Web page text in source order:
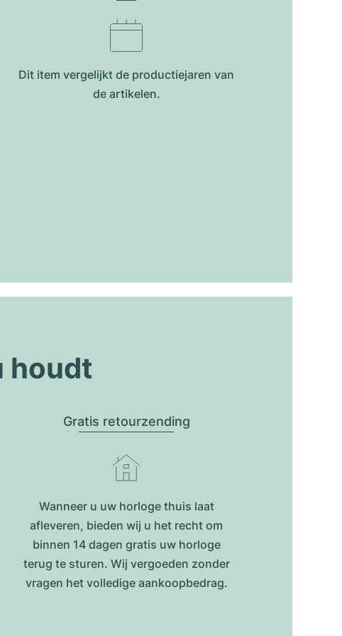
Dit item vergelijkt de productiejar​en van
de artikelen.
houdt
Gratis retourzending
Wanneer u uw horloge thuis laat
afleveren, bieden wij u het recht om
binnen 14 dagen gratis uw horloge
terug te sturen. Wij vergoeden zonder
vragen het volledige aankoopbedrag.